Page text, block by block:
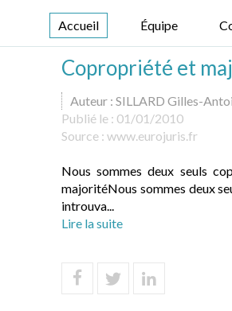
Accueil Équipe
Copropriété et
Auteur : SILLARD Gilles-
Publié le : 01/01/2010
Source : www.eurojuris.fr
Nous sommes deux seuls
majoritéNous sommes deux
introuva...
Lire la suite